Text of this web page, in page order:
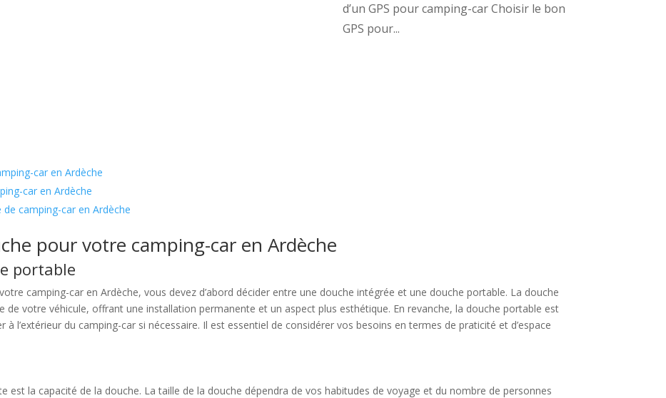
d’un GPS pour camping-car Choisir le bon
GPS pour...
car en Ardèche
car en Ardèche
camping-car en Ardèche
pour votre camping-car en Ardèche
portable
camping-car en Ardèche, vous devez d’abord décider entre une douche intégrée et une douche portable. La douche
votre véhicule, offrant une installation permanente et un aspect plus esthétique. En revanche, la douche portable est
l’extérieur du camping-car si nécessaire. Il est essentiel de considérer vos besoins en termes de praticité et d’espace
est la capacité de la douche. La taille de la douche dépendra de vos habitudes de voyage et du nombre de personnes